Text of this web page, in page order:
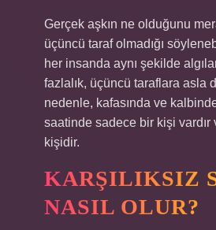
Gerçek aşkın ne olduğunu
üçüncü taraf olmadığı
her insanda aynı şekilde
fazlalık, üçüncü taraflara asla
nedenle, kafasında ve
saatinde sadece bir kişi vardır
kişidir.
KARŞILIKSIZ
NASIL OLUR?